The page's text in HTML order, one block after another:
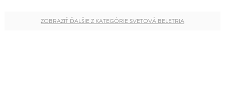
ZOBRAZIŤ ĎALŠIE Z KATEGÓRIE SVETOVÁ BELETRIA